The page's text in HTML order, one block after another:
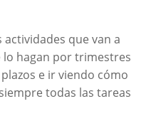
que van a
lo hagan por trimestres
e ir viendo cómo
todas las tareas